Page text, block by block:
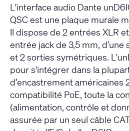
L'interface audio Dante
QSC est une plaque murale
Il dispose de 2 entrées XLR
entrée jack de 3,5 mm,
et 2 sorties symétriques.
pour s'intégrer dans la
d’encastrement américaines
compatibilité PoE, toute la
(alimentation, contrôle et
assurée par un seul câble